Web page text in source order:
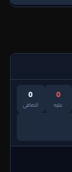
0
عليه
0
الصافي